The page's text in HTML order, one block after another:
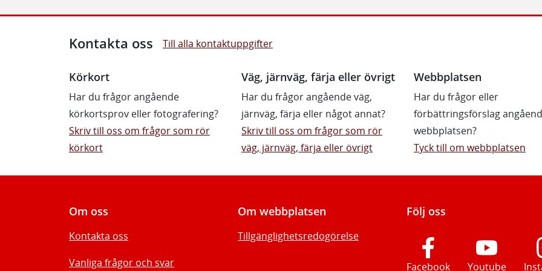
Kontakta oss Till alla kontaktuppgifter
Körkort
Har du frågor angående
körkortsprov eller fotografering?
Skriv till oss om frågor som rör
körkort
Väg, järnväg, färja eller övrigt
Har du frågor angående väg,
järnväg, färja eller något annat?
Skriv till oss om frågor som rör
väg, järnväg, färja eller övrigt
Webbplatsen
Har du frågor eller
förbättringsförslag
webbplatsen?
Tyck till om webbplatsen
Om oss
Kontakta oss
Vanliga frågor och svar
Om webbplatsen
Tillgänglighetsredogörelse
Följ oss
Facebook Youtube